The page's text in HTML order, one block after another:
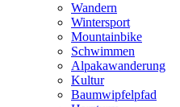
Wandern
Wintersport
Mountainbike
Schwimmen
Alpakawanderung
Kultur
Baumwipfelpfad